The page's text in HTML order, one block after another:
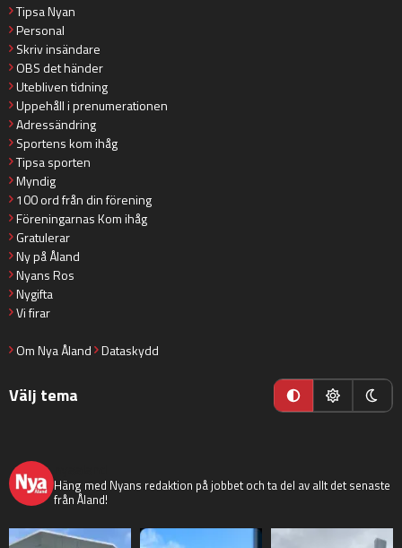
Tipsa Nyan
Personal
Skriv insändare
OBS det händer
Utebliven tidning
Uppehåll i prenumerationen
Adressändring
Sportens kom ihåg
Tipsa sporten
Myndig
100 ord från din förening
Föreningarnas Kom ihåg
Gratulerar
Ny på Åland
Nyans Ros
Nygifta
Vi firar
Om Nya Åland Dataskydd
Välj tema
Häng med Nyans redaktion på jobbet och ta del av allt det senaste
från Åland!